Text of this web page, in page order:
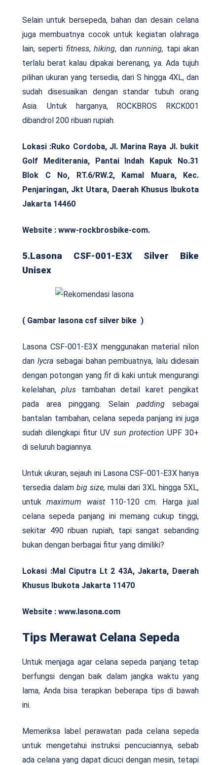
Selain untuk bersepeda, bahan dan desain celana
juga membuatnya cocok untuk kegiatan olahraga
lain, seperti fitness,hiking, danrunning, tapi akan
terlalu berat kalau dipakai berenang, ya. Ada tujuh
pilihan ukuran yang tersedia, dari S hingga 4XL, dan
sudah disesuaikan dengan standar tubuh orang
Asia. Untuk harganya, ROCKBROS RKCK001
dibandrol 200 ribuan rupiah.
Lokasi :Ruko Cordoba, Jl. Marina Raya Jl. bukit
Golf Mediterania, Pantai Indah Kapuk No.31
Blok C No, RT.6/RW.2, Kamal Muara, Kec.
Penjaringan, Jkt Utara, Daerah Khusus Ibukota
Jakarta 14460
Website : www-rockbrosbike-com.
5.Lasona CSF-001-E3X Silver Bike
Unisex
( Gambar lasona csf silver bike )
Lasona CSF-001-E3X menggunakan material nilon
dan lycra sebagai bahan pembuatnya, lalu didesain
dengan potongan yang fit di kaki untuk mengurangi
kelelahan,plus tambahan detail karet pengikat
pada area pinggang. Selain padding sebagai
bantalan tambahan, celana sepeda panjang ini juga
sudah dilengkapi fitur UV sun protection UPF 30+
di seluruh bagiannya.
Untuk ukuran, sejauh ini Lasona CSF-001-E3X hanya
tersedia dalam big size, mulai dari 3XL hingga 5XL,
untukmaximum waist 110-120 cm. Harga jual
celana sepeda panjang ini memang cukup tinggi,
sekitar 490 ribuan rupiah, tapi sangat sebanding
bukan dengan berbagai fitur yang dimiliki?
Lokasi :Mal Ciputra Lt 2 43A, Jakarta, Daerah
Khusus Ibukota Jakarta 11470
Website : www.lasona.com
Tips Merawat Celana Sepeda
Untuk menjaga agar celana sepeda panjang tetap
berfungsi dengan baik dalam jangka waktu yang
lama, Anda bisa terapkan beberapa tips di bawah
ini.
Memeriksa label perawatan pada celana sepeda
untuk mengetahui instruksi pencuciannya, sebab
ada celana yang dapat dicuci dengan mesin, tetapi